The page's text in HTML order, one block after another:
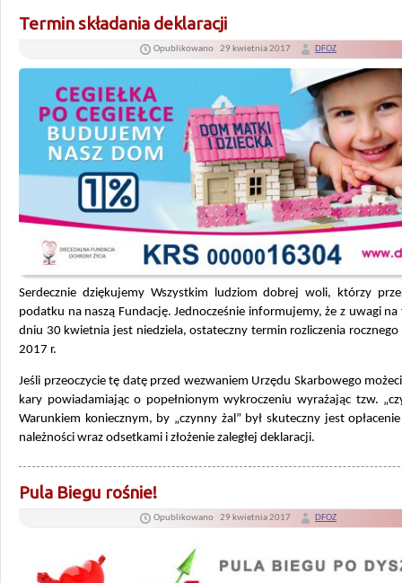
Termin składania deklaracji
Opublikowano 29 kwietnia 2017 DFOZ
Serdecznie dziękujemy Wszystkim ludziom dobrej woli, którzy
podatku na naszą Fundację. Jednocześnie informujemy, że z uwagi
dniu 30 kwietnia jest niedziela, ostateczny termin rozliczenia
2017 r.
Jeśli przeoczycie tę datę przed wezwaniem Urzędu Skarbowego
kary powiadamiając o popełnionym wykroczeniu wyrażając tzw.
Warunkiem koniecznym, by „czynny żal” był skuteczny jest opłacenie
należności wraz odsetkami i złożenie zaległej deklaracji.
Pula Biegu rośnie!
Opublikowano 29 kwietnia 2017 DFOZ